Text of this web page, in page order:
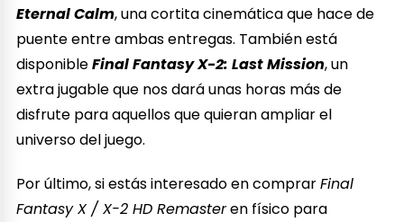
Eternal Calm, una cortita cinemática que hace de
puente entre ambas entregas. También está
disponibleFinal Fantasy X-2: Last Mission, un
extra jugable que nos dará unas horas más de
disfrute para aquellos que quieran ampliar el
universo del juego.
Por último, si estás interesado en comprarFinal
Fantasy X / X-2 HD Remasteren físico para